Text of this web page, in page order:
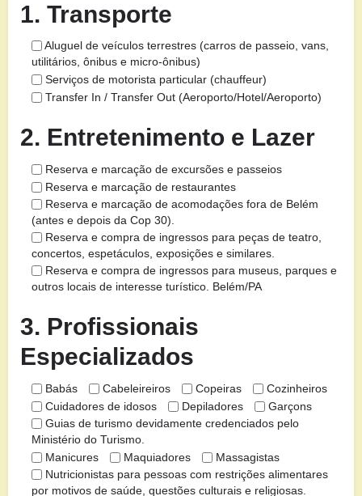
1. Transporte
Aluguel de veículos terrestres (carros de passeio, vans,
utilitários, ônibus e micro-ônibus)
Serviços de motorista particular (chauffeur)
Transfer In / Transfer Out (Aeroporto/Hotel/Aeroporto)
2. Entretenimento e Lazer
Reserva e marcação de excursões e passeios
Reserva e marcação de restaurantes
Reserva e marcação de acomodações fora de Belém
(antes e depois da Cop 30).
Reserva e compra de ingressos para peças de teatro,
concertos, espetáculos, exposições e similares.
Reserva e compra de ingressos para museus, parques e
outros locais de interesse turístico. Belém/PA
3. Profissionais
Especializados
Babás Cabeleireiros Copeiras
Cozinheiros
Cuidadores de idosos
Depiladores
Garçons
Guias de turismo devidamente credenciados pelo
Ministério do Turismo.
Manicures
Maquiadores
Massagistas
Nutricionistas para pessoas com restrições alimentares
por motivos de saúde, questões culturais e religiosas.